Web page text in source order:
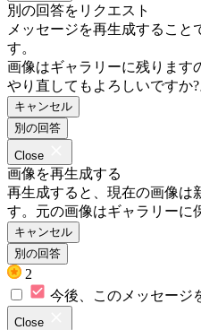
別の回答をリクエスト
メッセージを再生成すること
す。
画像はギャラリーに残ります
やり直してもよろしいですか?
キャンセル
別の回答
Close
画像を再生成する
再生成すると、現在の画像は
す。元の画像はギャラリーに
キャンセル
別の回答
2
今後、このメッセージ
Close